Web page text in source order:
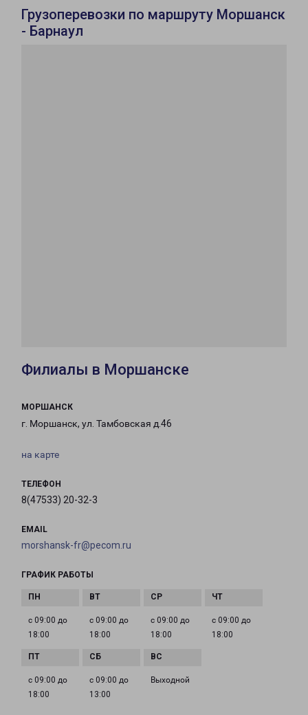
Грузоперевозки по маршруту Моршанск
- Барнаул
Филиалы в Моршанске
МОРШАНСК
г. Моршанск, ул. Тамбовская д.46
на карте
ТЕЛЕФОН
8(47533) 20-32-3
EMAIL
morshansk-fr@pecom.ru
ГРАФИК РАБОТЫ
с 09:00 до
18:00
с 09:00 до
18:00
с 09:00 до
18:00
с 09:00 до
18:00
с 09:00 до
18:00
с 09:00 до
13:00
Выходной